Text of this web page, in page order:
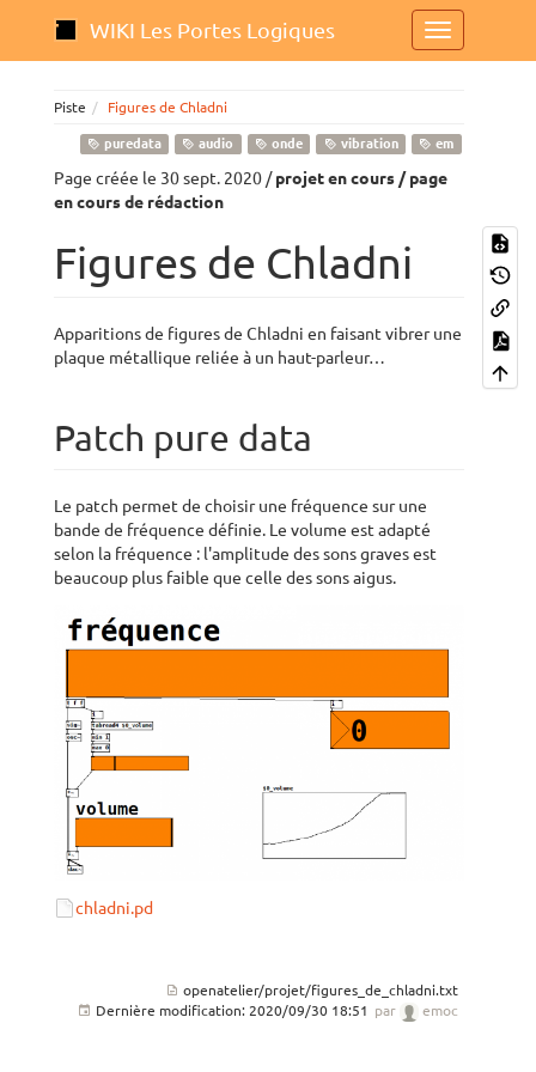
WIKI Les Portes Logiques
Piste Figures de Chladni
puredata audio onde vibration em
Page créée le 30 sept. 2020 /projet en cours / page
en cours de rédaction
Figures de Chladni
Apparitions de figures de Chladni en faisant vibrer une
plaque métallique reliée à un haut-parleur…
Patch pure data
Le patch permet de choisir une fréquence sur une
bande de fréquence définie. Le volume est adapté
selon la fréquence : l'amplitude des sons graves est
beaucoup plus faible que celle des sons aigus.
chladni.pd
openatelier/projet/figures_de_chladni.txt
Dernière modification: 2020/09/30 18:51 par emoc